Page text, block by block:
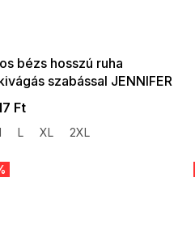
bézs hosszú ruha
szabással JENNIFER
Ft
L XL 2XL